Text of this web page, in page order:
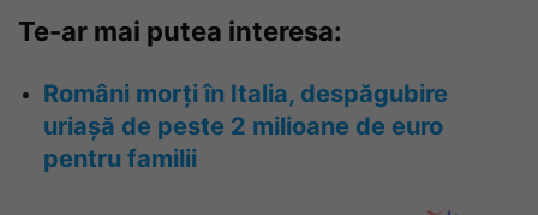
Te-ar mai putea interesa:
Români morți în Italia, despăgubire
uriașă de peste 2 milioane de euro
pentru familii